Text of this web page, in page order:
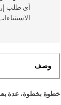
أي طلب
وصف
خطوة بخطوة، عدة